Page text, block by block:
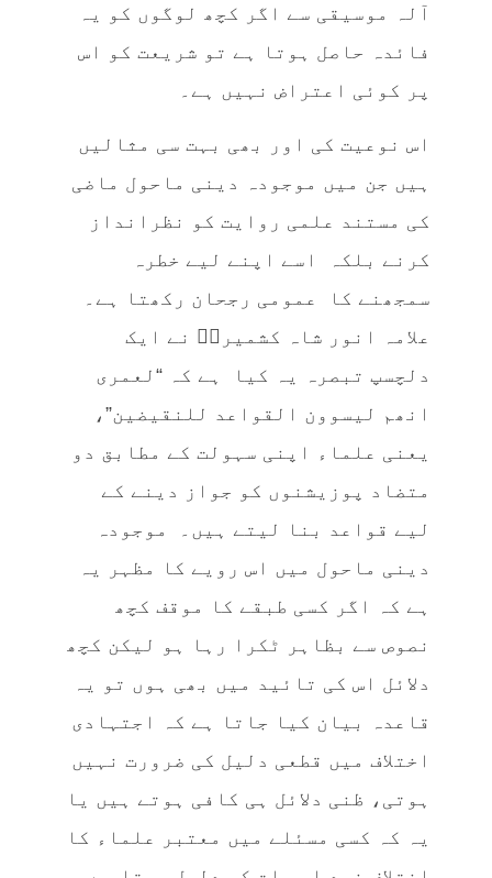
آلہ موسیقی سے اگر کچھ لوگوں کو یہ
فائدہ حاصل ہوتا ہے تو شریعت کو اس
پر کوئی اعتراض نہیں ہے۔
اس نوعیت کی اور بھی بہت سی مثالیں
ہیں جن میں موجودہ دینی ماحول ماضی
کی مستند علمی روایت کو نظرانداز
کرنے بلکہ اسے اپنے لیے خطرہ
سمجھنے کا عمومی رجحان رکھتا ہے۔
علامہ انور شاہ کشمیریؒ نے ایک
دلچسپ تبصرہ یہ کیا ہے کہ “لعمری
انھم لیسوون القواعد للنقیضین”،
یعنی علماء اپنی سہولت کے مطابق دو
متضاد پوزیشنوں کو جواز دینے کے
لیے قواعد بنا لیتے ہیں۔ موجودہ
دینی ماحول میں اس رویے کا مظہر یہ
ہے کہ اگر کسی طبقے کا موقف کچھ
نصوص سے بظاہر ٹکرا رہا ہو لیکن کچھ
دلائل اس کی تائید میں بھی ہوں تو یہ
قاعدہ بیان کیا جاتا ہے کہ اجتہادی
اختلاف میں قطعی دلیل کی ضرورت نہیں
ہوتی، ظنی دلائل ہی کافی ہوتے ہیں یا
یہ کہ کسی مسئلے میں معتبر علماء کا